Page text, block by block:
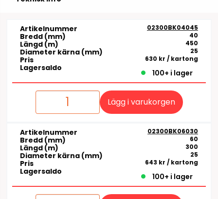
Artikelnummer 02300BK04045
Bredd (mm) 40
Längd (m) 450
Diameter kärna (mm) 25
Pris 630 kr / kartong
Lagersaldo
100+ i lager
Lägg i varukorgen
Artikelnummer 02300BK06030
Bredd (mm) 60
Längd (m) 300
Diameter kärna (mm) 25
Pris 643 kr / kartong
Lagersaldo
100+ i lager